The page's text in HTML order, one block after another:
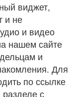
виджет,
и не
и видео
нашем сайте
и
Для
по ссылке
с